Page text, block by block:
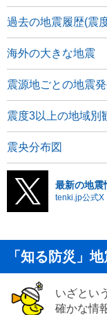
過去の地震履歴(震
海外の大きな地震
震源地ごとの地震
震度3以上の地域別
震央分布図
最新の地震
tenki.jp公式X
「知る防災」
いざとい
確かな情